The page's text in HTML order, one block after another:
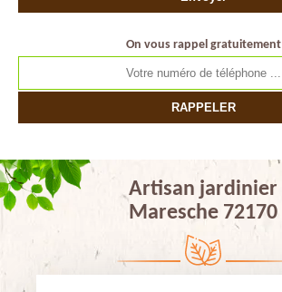
On vous rappel gratuitement
Artisan jardinier
Maresche 72170